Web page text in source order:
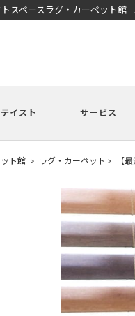
スペースラグ・カーペット館 -
テイスト サービス
ト館 ラグ・カーペット 【